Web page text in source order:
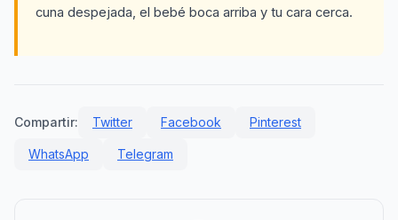
cuna despejada, el bebé boca arriba y tu cara cerca.
Compartir: Twitter Facebook Pinterest
WhatsApp Telegram